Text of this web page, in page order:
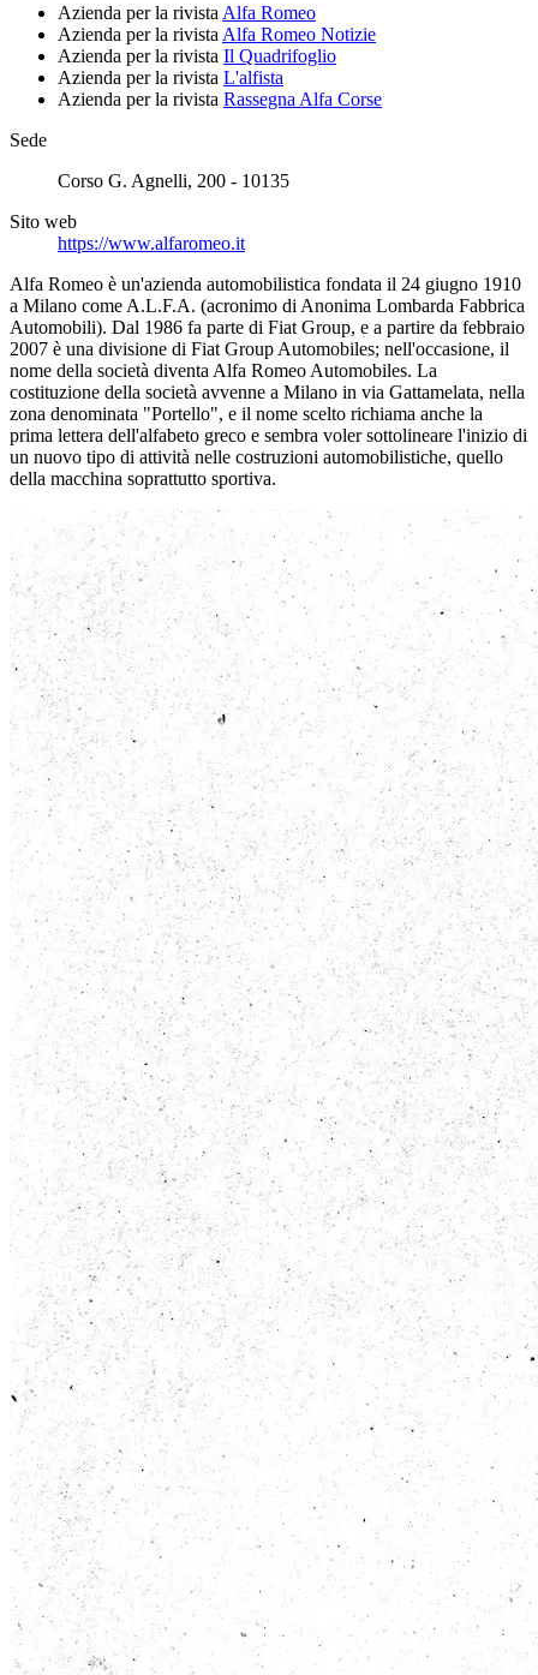
Azienda per la rivista Alfa Romeo
Azienda per la rivista Alfa Romeo Notizie
Azienda per la rivista Il Quadrifoglio
Azienda per la rivista L'alfista
Azienda per la rivista Rassegna Alfa Corse
Sede
Corso G. Agnelli, 200 - 10135
Sito web
https://www.alfaromeo.it
Alfa Romeo è un'azienda automobilistica fondata il 24 giugno 1910
a Milano come A.L.F.A. (acronimo di Anonima Lombarda Fabbrica
Automobili). Dal 1986 fa parte di Fiat Group, e a partire da febbraio
2007 è una divisione di Fiat Group Automobiles; nell'occasione, il
nome della società diventa Alfa Romeo Automobiles. La
costituzione della società avvenne a Milano in via Gattamelata, nella
zona denominata "Portello", e il nome scelto richiama anche la
prima lettera dell'alfabeto greco e sembra voler sottolineare l'inizio di
un nuovo tipo di attività nelle costruzioni automobilistiche, quello
della macchina soprattutto sportiva.